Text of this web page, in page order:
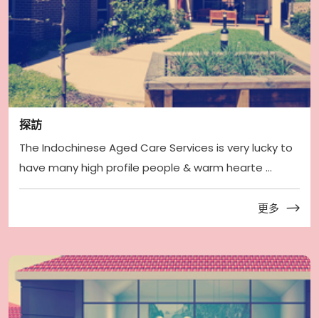
探訪
The Indochinese Aged Care Services is very lucky to
have many high profile people & warm hearte ...
更多